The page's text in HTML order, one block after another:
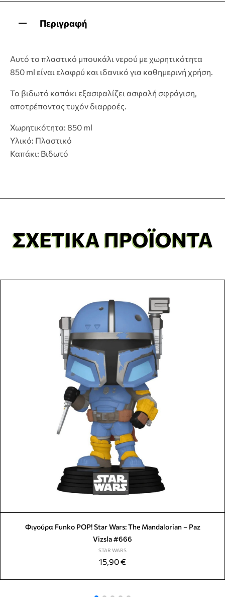
Περιγραφή
Αυτό το πλαστικό μπουκάλι νερού με χωρητικότητα
850 ml είναι ελαφρύ και ιδανικό για καθημερινή χρήση.
Το βιδωτό καπάκι εξασφαλίζει ασφαλή σφράγιση,
αποτρέποντας τυχόν διαρροές.
Χωρητικότητα: 850 ml
Υλικό: Πλαστικό
Καπάκι: Βιδωτό
ΣΧΕΤΙΚΆ ΠΡΟΪΌΝΤΑ
Φιγούρα Funko POP! Star Wars: The Mandalorian – Paz
Vizsla #666
STAR WARS
15,90€